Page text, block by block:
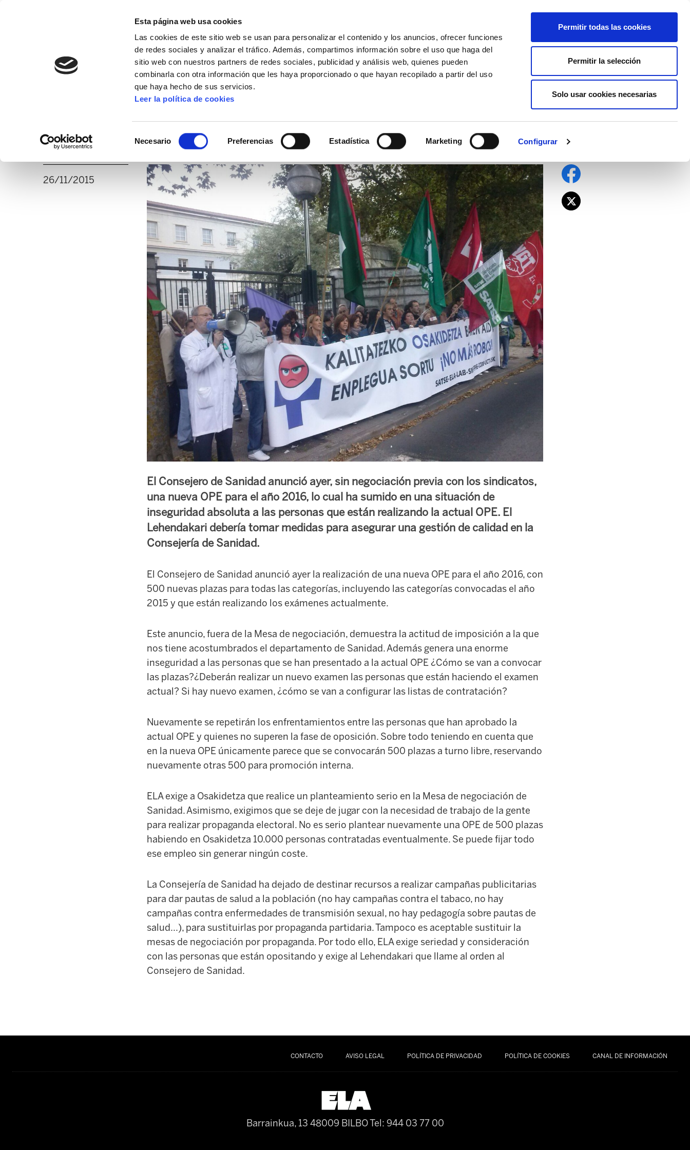
Esta página web usa cookies
Las cookies de este sitio web se usan para personalizar el contenido y los anuncios, ofrecer funciones
de redes sociales y analizar el tráfico. Además, compartimos información sobre el uso que haga del
sitio web con nuestros partners de redes sociales, publicidad y análisis web, quienes pueden
combinarla con otra información que les haya proporcionado o que hayan recopilado a partir del uso
que haya hecho de sus servicios.
Leer la política de cookies
Necesario Preferencias Estadística Marketing Configurar
Permitir todas las cookies
Permitir la selección
Solo usar cookies necesarias
AFÍLIATE
MANU ROBLES-ARANGIZ FUNDAZIOA BIDELAGUN FUNDAZIOA
ELA denuncia la nula consideración del Consejero de Sanidad
con las personas que opositan en Osakidetza
26/11/2015
El Consejero de Sanidad anunció ayer, sin negociación previa con los sindicatos,
una nueva OPE para el año 2016, lo cual ha sumido en una situación de
inseguridad absoluta a las personas que están realizando la actual OPE. El
Lehendakari debería tomar medidas para asegurar una gestión de calidad en la
Consejería de Sanidad.
El Consejero de Sanidad anunció ayer la realización de una nueva OPE para el año 2016, con
500 nuevas plazas para todas las categorías, incluyendo las categorías convocadas el año
2015 y que están realizando los exámenes actualmente.
Este anuncio, fuera de la Mesa de negociación, demuestra la actitud de imposición a la que
nos tiene acostumbrados el departamento de Sanidad. Además genera una enorme
inseguridad a las personas que se han presentado a la actual OPE ¿Cómo se van a convocar
las plazas?¿Deberán realizar un nuevo examen las personas que están haciendo el examen
actual? Si hay nuevo examen, ¿cómo se van a configurar las listas de contratación?
Nuevamente se repetirán los enfrentamientos entre las personas que han aprobado la
actual OPE y quienes no superen la fase de oposición. Sobre todo teniendo en cuenta que
en la nueva OPE únicamente parece que se convocarán 500 plazas a turno libre, reservando
nuevamente otras 500 para promoción interna.
ELA exige a Osakidetza que realice un planteamiento serio en la Mesa de negociación de
Sanidad. Asimismo, exigimos que se deje de jugar con la necesidad de trabajo de la gente
para realizar propaganda electoral. No es serio plantear nuevamente una OPE de 500 plazas
habiendo en Osakidetza 10.000 personas contratadas eventualmente. Se puede fijar todo
ese empleo sin generar ningún coste.
La Consejería de Sanidad ha dejado de destinar recursos a realizar campañas publicitarias
para dar pautas de salud a la población (no hay campañas contra el tabaco, no hay
campañas contra enfermedades de transmisión sexual, no hay pedagogía sobre pautas de
salud...), para sustituirlas por propaganda partidaria. Tampoco es aceptable sustituir la
mesas de negociación por propaganda. Por todo ello, ELA exige seriedad y consideración
con las personas que están opositando y exige al Lehendakari que llame al orden al
Consejero de Sanidad.
CONTACTO AVISO LEGAL POLÍTICA DE PRIVACIDAD POLÍTICA DE COOKIES CANAL DE INFORMACIÓN
Barrainkua, 13 48009 BILBOTel: 944 03 77 00